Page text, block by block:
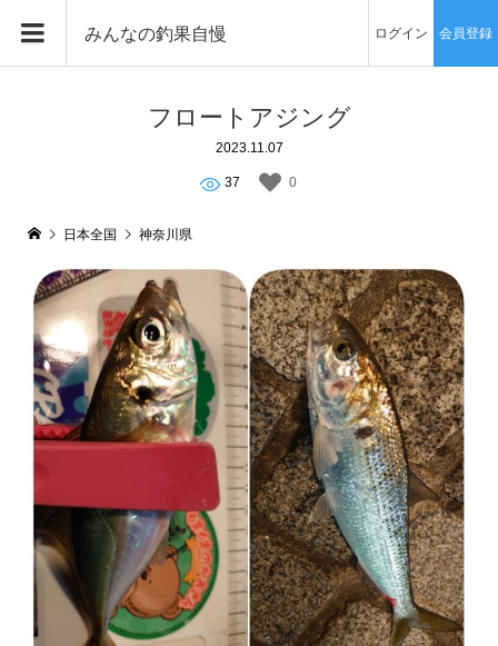
みんなの釣果自慢 ログイン 会員登録
フロートアジング
2023.11.07
37 0
日本全国 神奈川県